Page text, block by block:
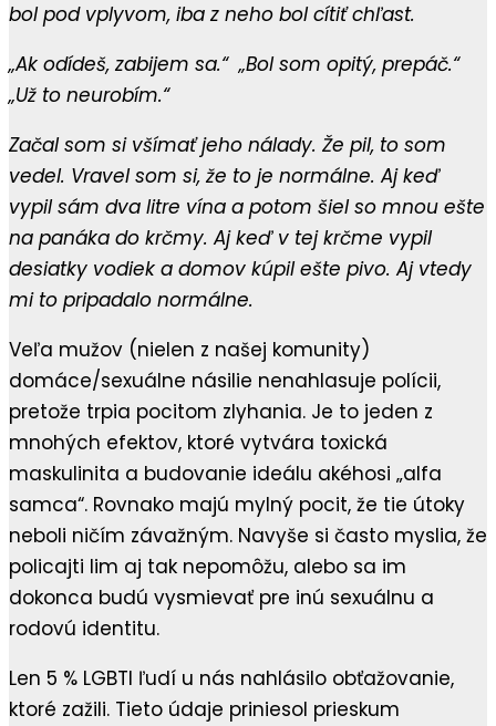
bol pod vplyvom, iba z neho bol cítiť chľast.
„Ak odídeš, zabijem sa.“ „Bol som opitý, prepáč.“
„Už to neurobím.“
Začal som si všímať jeho nálady. Že pil, to som
vedel. Vravel som si, že to je normálne. Aj keď
vypil sám dva litre vína a potom šiel so mnou ešte
na panáka do krčmy. Aj keď v tej krčme vypil
desiatky vodiek a domov kúpil ešte pivo. Aj vtedy
mi to pripadalo normálne.
Veľa mužov (nielen z našej komunity)
domáce/sexuálne násilie nenahlasuje polícii,
pretože trpia pocitom zlyhania. Je to jeden z
mnohých efektov, ktoré vytvára toxická
maskulinita a budovanie ideálu akéhosi „alfa
samca“. Rovnako majú mylný pocit, že tie útoky
neboli ničím závažným. Navyše si často myslia, že
policajti Iim aj tak nepomôžu, alebo sa im
dokonca budú vysmievať pre inú sexuálnu a
rodovú identitu.
Len 5 % LGBTI ľudí u nás nahlásilo obťažovanie,
ktoré zažili. Tieto údaje priniesol prieskum